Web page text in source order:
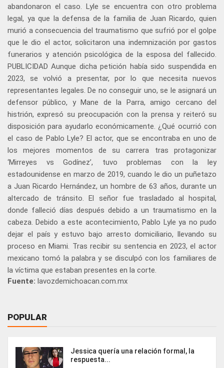
abandonaron el caso. Lyle se encuentra con otro problema
legal, ya que la defensa de la familia de Juan Ricardo, quien
murió a consecuencia del traumatismo que sufrió por el golpe
que le dio el actor, solicitaron una indemnización por gastos
funerarios y atención psicológica de la esposa del fallecido.
PUBLICIDAD Aunque dicha petición había sido suspendida en
2023, se volvió a presentar, por lo que necesita nuevos
representantes legales. De no conseguir uno, se le asignará un
defensor público, y Mane de la Parra, amigo cercano del
histrión, expresó su preocupación con la prensa y reiteró su
disposición para ayudarlo económicamente. ¿Qué ocurrió con
el caso de Pablo Lyle? El actor, que se encontraba en uno de
los mejores momentos de su carrera tras protagonizar
‘Mirreyes vs Godínez’, tuvo problemas con la ley
estadounidense en marzo de 2019, cuando le dio un puñetazo
a Juan Ricardo Hernández, un hombre de 63 años, durante un
altercado de tránsito. El señor fue trasladado al hospital,
donde falleció días después debido a un traumatismo en la
cabeza. Debido a este acontecimiento, Pablo Lyle ya no pudo
dejar el país y estuvo bajo arresto domiciliario, llevando su
proceso en Miami. Tras recibir su sentencia en 2023, el actor
mexicano tomó la palabra y se disculpó con los familiares de
la víctima que estaban presentes en la corte.
Fuente: lavozdemichoacan.com.mx
POPULAR
Jessica quería una relación formal, la
respuesta...